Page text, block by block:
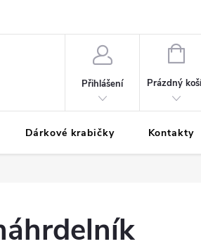
Přihlášení
Prázdný
Dárkové krabičky Kontakty